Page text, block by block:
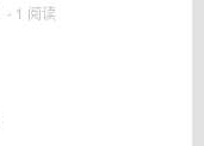
- 1 阅读